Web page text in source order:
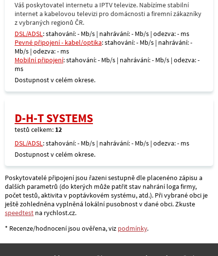
Váš poskytovatel internetu a IPTV televize. Nabízíme stabilní
internet a kabelovou televizi pro domácnosti a firemní zákazníky
z vybraných regionů ČR.
DSL/ADSL: stahování: - Mb/s | nahrávání: - Mb/s | odezva: - ms
Pevné připojení - kabel/optika: stahování: - Mb/s | nahrávání: -
Mb/s | odezva: - ms
Mobilní připojení: stahování: - Mb/s | nahrávání: - Mb/s | odezva: -
ms
Dostupnost v celém okrese.
D-H-T SYSTEMS
testů celkem: 12
DSL/ADSL: stahování: - Mb/s | nahrávání: - Mb/s | odezva: - ms
Dostupnost v celém okrese.
Poskytovatelé připojení jsou řazeni sestupně dle placenéno zápisu a
dalších parametrů (do kterých může patřit stav nahrání loga firmy,
počet testů, aktivita v poptávkovém systému, atd.). Při vybrané obci je
ještě zohledněna vyplněná lokální pusobnost v dané obci. Zkuste
speedtest na rychlost.cz.
* Recenze/hodnocení jsou ověřena, viz podmínky.